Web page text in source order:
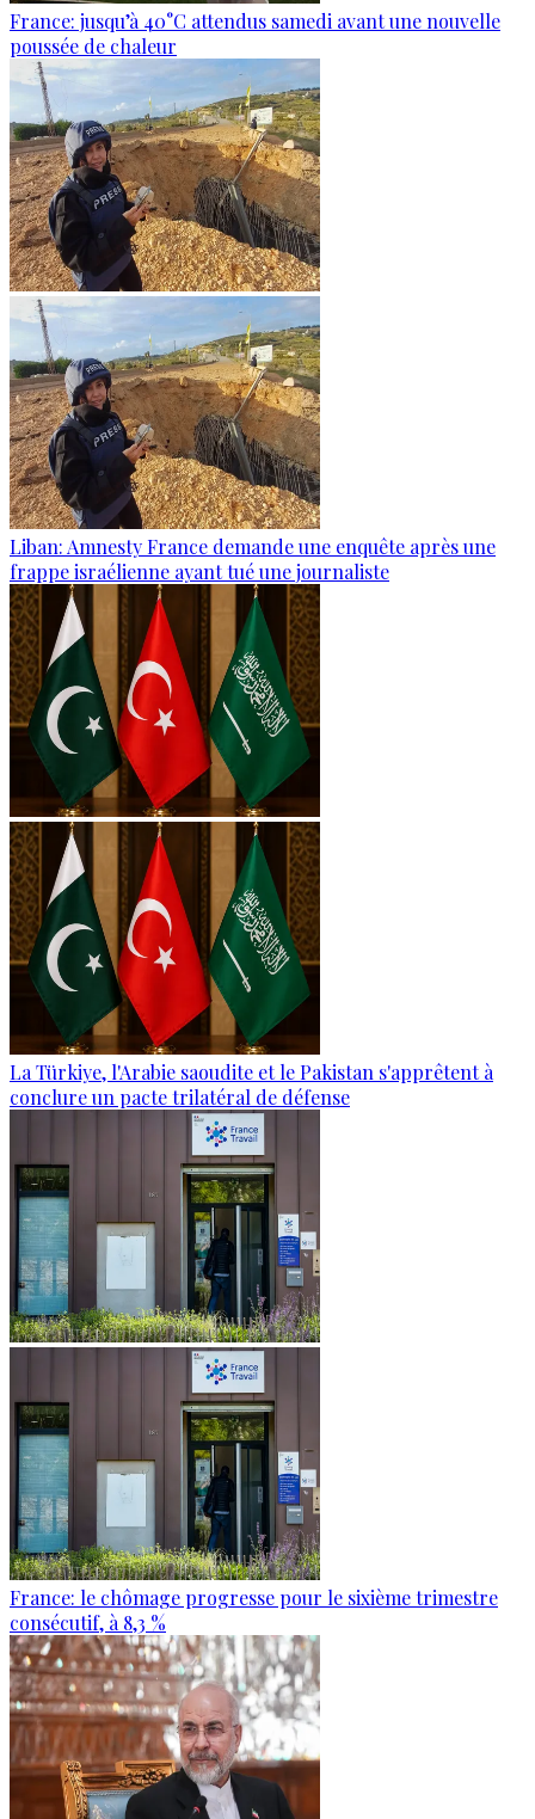
France: jusqu’à 40°C attendus samedi avant une nouvelle
poussée de chaleur
Liban: Amnesty France demande une enquête après une
frappe israélienne ayant tué une journaliste
La Türkiye, l'Arabie saoudite et le Pakistan s'apprêtent à
conclure un pacte trilatéral de défense
France: le chômage progresse pour le sixième trimestre
consécutif, à 8,3 %